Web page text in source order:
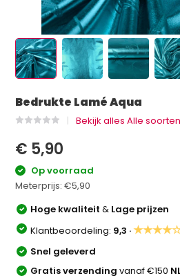
Bedrukte Lamé Aqua
Bekijk alles Alle
€ 5,90
Op voorraad
Meterprijs:€5,90
Hoge kwaliteit& Lage prijzen
Klantbeoordeling: 9,3 ·
Snel geleverd
Gratis verzendingvanaf €150